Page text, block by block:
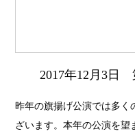
2017年12月3日
昨年の旗揚げ公演では多く
ざいます。本年の公演を望